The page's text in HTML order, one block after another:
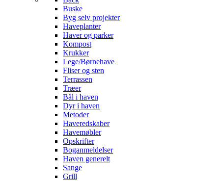
Buske
Byg selv projekter
Haveplanter
Haver og parker
Kompost
Krukker
Lege/Børnehave
Fliser og sten
Terrassen
Træer
Bål i haven
Dyr i haven
Metoder
Haveredskaber
Havemøbler
Opskrifter
Boganmeldelser
Haven generelt
Sange
Grill